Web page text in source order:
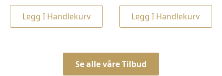
Legg I Handlekurv
var:
kr 12.100,00.
er:
kr 9.990,00.
Legg I Handlekurv
Se alle våre Tilbud